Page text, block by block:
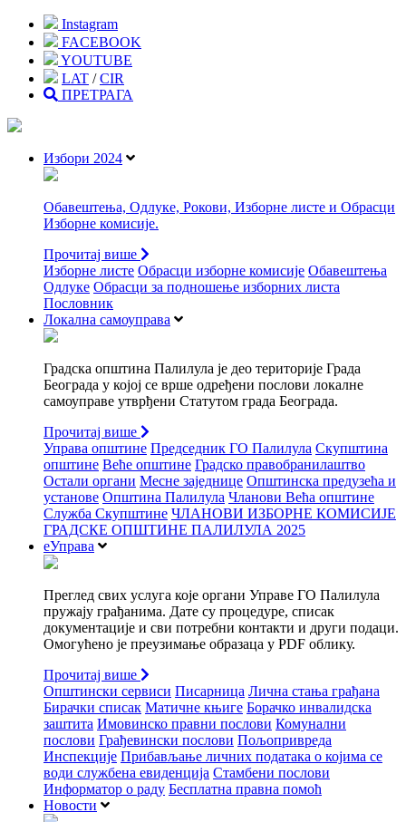
Instagram
FACEBOOK
YOUTUBE
LAT /CIR
ПРЕТРАГА
Избори 2024
Обавештења, Одлуке, Рокови, Изборне листе и Обрасци
Изборне комисије.
Прочитај више
Изборне листе Oбрасци изборне комисије Обавештења
Одлуке Обрасци за подношење изборних листа
Пословник
Локална самоуправа
Градска општина Палилула је део територије Града
Београда у којој се врше одређени послови локалне
самоуправе утврђени Статутом града Београда.
Прочитај више
Управа општине Председник ГО Палилула Скупштина
општине Веће општине Градско правобранилаштво
Остали органи Месне заједнице Општинска предузећа и
установе Општина Палилула Чланови Већа општине
Служба Скупштине ЧЛАНОВИ ИЗБОРНЕ КОМИСИЈЕ
ГРАДСКЕ ОПШТИНЕ ПАЛИЛУЛА 2025
еУправа
Преглед свих услуга које органи Управе ГО Палилула
пружају грађанима. Дате су процедуре, списак
документације и сви потребни контакти и други подаци.
Омогућено је преузимање образаца у PDF облику.
Прочитај више
Општински сервиси Писарница Лична стања грађана
Бирачки списак Матичне књиге Борачко инвалидска
заштита Имовинско правни послови Комунални
послови Грађевински послови Пољопривреда
Инспекције Прибављање личних података о којима се
води службена евиденција Стамбени послови
Информатор о раду Бесплатна правна помоћ
Новости